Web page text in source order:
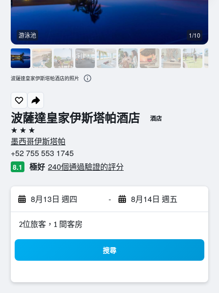
波薩達皇家伊斯塔帕酒店 酒店
3星級
墨西哥伊斯塔帕
+52 755 553 1745
8.1 極好 240個通過驗證的評分
8月13日 週四 - 8月14日 週五
2位旅客，1 間客房
搜尋
游泳池 1/10
波薩達皇家伊斯塔帕酒店的照片